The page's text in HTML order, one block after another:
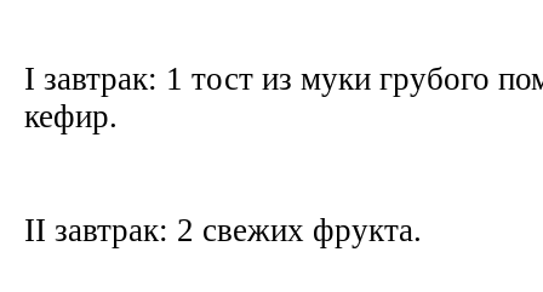
I завтрак: 1 тост из муки грубого
кефир.
II завтрак: 2 свежих фрукта.